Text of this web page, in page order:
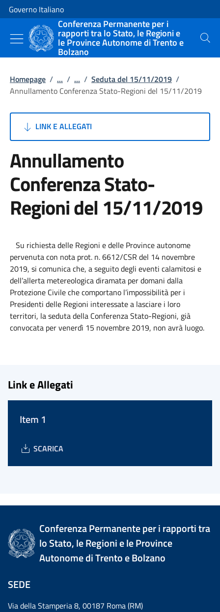
Vai al contenuto
Vai alla navigazione del sito
Governo Italiano
Conferenza Permanente per i
rapporti tra lo Stato, le Regioni e
le Province Autonome di Trento e
Bolzano
Cerca
Homepage / ... / ... / Seduta del 15/11/2019 /
Annullamento Conferenza Stato-Regioni del 15/11/2019
LINK E ALLEGATI
Annullamento
Conferenza Stato-
Regioni del 15/11/2019
Su richiesta delle Regioni e delle Province autonome
pervenuta con nota prot. n. 6612/CSR del 14 novembre
2019, si comunica che, a seguito degli eventi calamitosi e
dell’allerta metereologica diramata per domani dalla
Protezione Civile che comportano l’impossibilità per i
Presidenti delle Regioni interessate a lasciare i loro
territori, la seduta della Conferenza Stato-Regioni, già
convocata per venerdì 15 novembre 2019, non avrà luogo.
Link e Allegati
Item 1
SCARICA
Conferenza Permanente per i rapporti tra
lo Stato, le Regioni e le Province
Autonome di Trento e Bolzano
SEDE
Via della Stamperia 8, 00187 Roma (RM)